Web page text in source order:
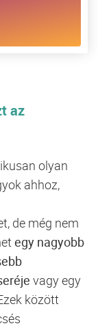
az
olyan
ahhoz,
de még nem
egy nagyobb
vagyegy
között